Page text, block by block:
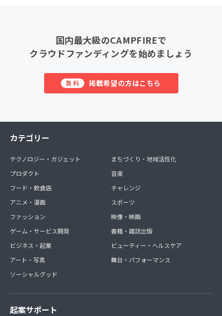
国内最大級のCAMPFIREで
クラウドファンディングを始めましょう
無料 掲載希望の方はこちら
カテゴリー
テクノロジー・ガジェット
プロダクト
フード・飲食店
アニメ・漫画
ファッション
ゲーム・サービス開発
ビジネス・起業
アート・写真
ソーシャルグッド
まちづくり・地域活性化
音楽
チャレンジ
スポーツ
映像・映画
書籍・雑誌出版
ビューティー・ヘルスケア
舞台・パフォーマンス
起案サポート